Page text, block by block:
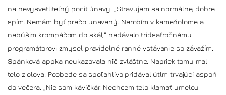
na nevysvetliteľný pocit únavy. „Stravujem sa normálne, dobre
spím. Nemám byť prečo unavený. Nerobím v kameňolome a
nebúšim krompáčom do skál,“ nedávalo tridsaťročnému
programátorovi zmysel pravidelné ranné vstávanie so závažím.
Spánková appka neukazovala nič zvláštne. Napriek tomu mal
telo z olova. Poobede sa spoľahlivo pridával útlm trvajúci aspoň
do večera. „Nie som kávičkár. Nechcem telo klamať umelou